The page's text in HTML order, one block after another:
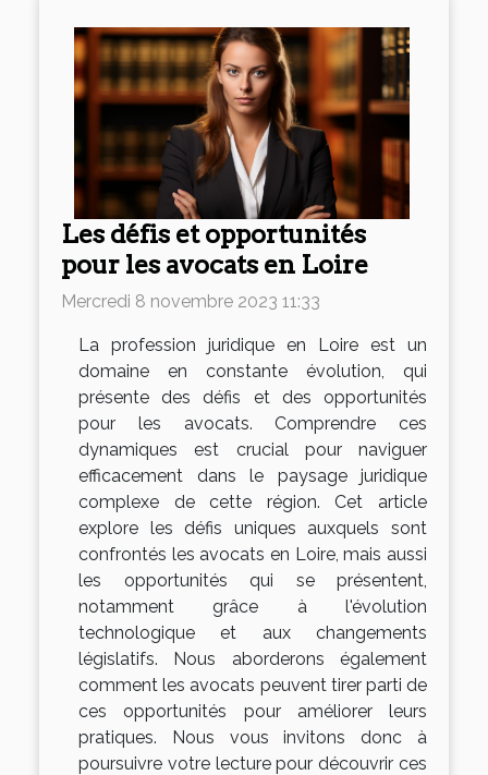
Les défis et opportunités
pour les avocats en Loire
Mercredi 8 novembre 2023 11:33
La profession juridique en Loire est un
domaine en constante évolution, qui
présente des défis et des opportunités
pour les avocats. Comprendre ces
dynamiques est crucial pour naviguer
efficacement dans le paysage juridique
complexe de cette région. Cet article
explore les défis uniques auxquels sont
confrontés les avocats en Loire, mais aussi
les opportunités qui se présentent,
notamment grâce à l'évolution
technologique et aux changements
législatifs. Nous aborderons également
comment les avocats peuvent tirer parti de
ces opportunités pour améliorer leurs
pratiques. Nous vous invitons donc à
poursuivre votre lecture pour découvrir ces